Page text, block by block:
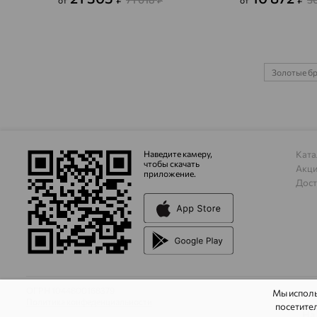
Золотые
Наведите камеру,
чтобы скачать
приложение.
Мы